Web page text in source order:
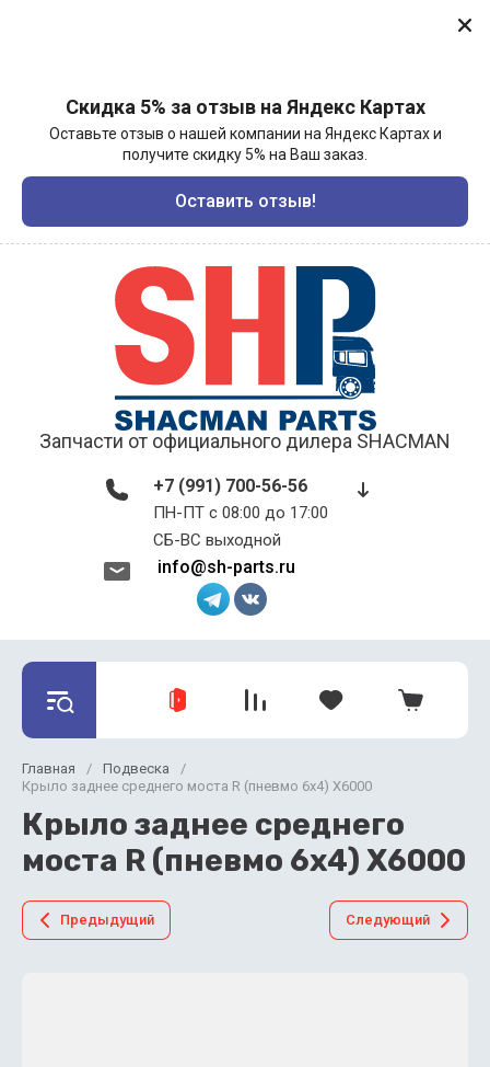
Скидка 5% за отзыв на Яндекс Картах
Оставьте отзыв о нашей компании на Яндекс Картах и
получите скидку 5% на Ваш заказ.
Оставить отзыв!
Запчасти от официального дилера SHACMAN
+7 (991) 700-56-56
ПН-ПТ с 08:00 до 17:00 ​​​​​​​
СБ-ВС выходной
info@sh-parts.ru
Главная / Подвеска
/
Крыло заднее среднего моста R (пневмо 6х4) X6000
Крыло заднее среднего
моста R (пневмо 6х4) X6000
Предыдущий Следующий